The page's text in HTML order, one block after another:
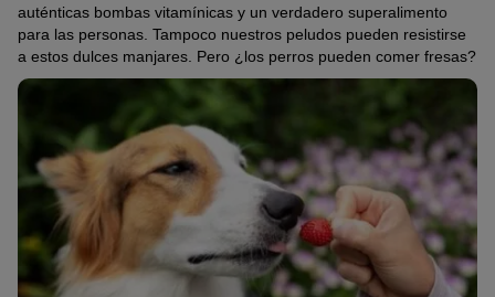
auténticas bombas vitamínicas y un verdadero superalimento
para las personas. Tampoco nuestros peludos pueden resistirse
a estos dulces manjares. Pero ¿los perros pueden comer fresas?